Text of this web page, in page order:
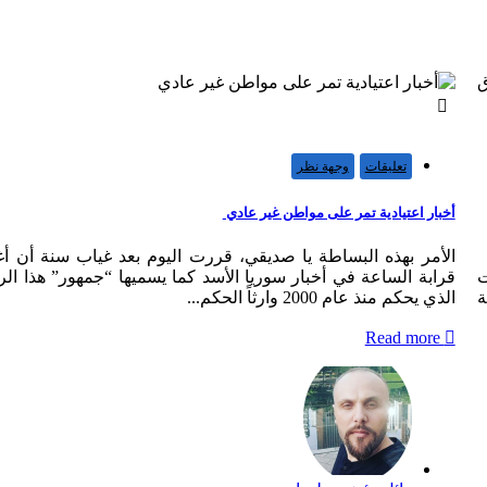
تعليقات
وجهة نظر
أخبار اعتيادية تمر على مواطن غير عادي
الأمر بهذه البساطة يا صديقي، قررت اليوم بعد غياب سنة أن
قرابة الساعة في أخبار سوريا الأسد كما يسميها “جمهور” هذا
الذي يحكم منذ عام 2000 وارثاً الحكم...
Read more